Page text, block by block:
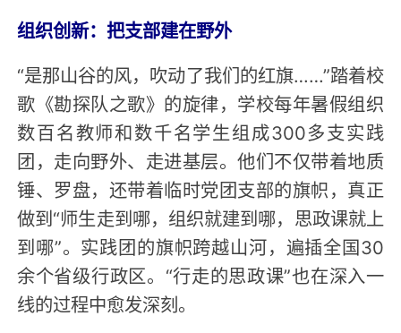
组织创新：把支部建在野外
“是那山谷的风，吹动了我们的红旗……”踏着校
歌《勘探队之歌》的旋律，学校每年暑假组织
数百名教师和数千名学生组成300多支实践
团，走向野外、走进基层。他们不仅带着地质
锤、罗盘，还带着临时党团支部的旗帜，真正
做到“师生走到哪，组织就建到哪，思政课就上
到哪”。实践团的旗帜跨越山河，遍插全国30
余个省级行政区。“行走的思政课”也在深入一
线的过程中愈发深刻。